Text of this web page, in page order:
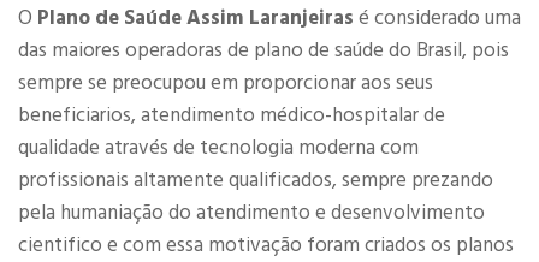
O Plano de Saúde Assim Laranjeiras é considerado uma
das maiores operadoras de plano de saúde do Brasil, pois
sempre se preocupou em proporcionar aos seus
beneficiarios, atendimento médico-hospitalar de
qualidade através de tecnologia moderna com
profissionais altamente qualificados, sempre prezando
pela humaniação do atendimento e desenvolvimento
cientifico e com essa motivação foram criados os planos